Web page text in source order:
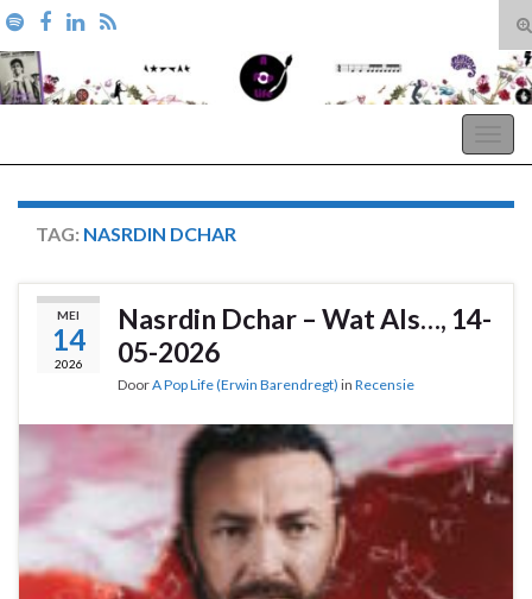
Search for:
TAG: NASRDIN DCHAR
MEI
14
2026
Nasrdin Dchar – Wat Als…, 14-
05-2026
DoorA Pop Life (Erwin Barendregt) in Recensie